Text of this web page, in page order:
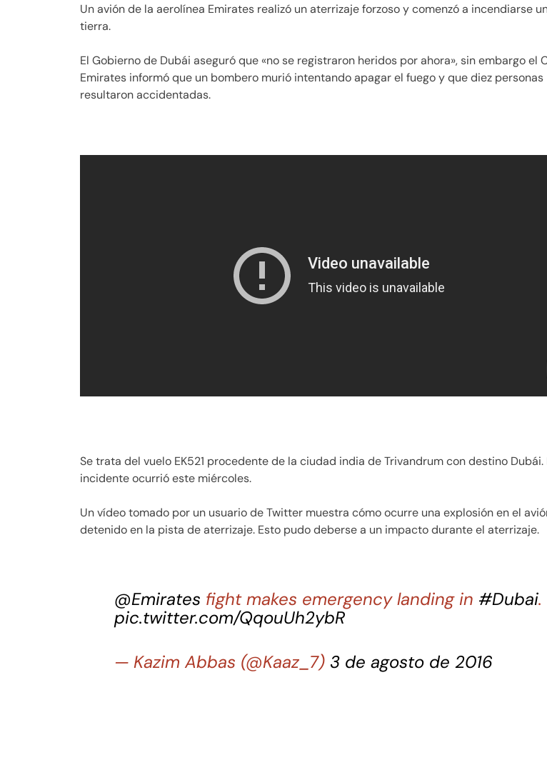
Un avión de la aerolínea Emirates realizó un aterrizaje forzoso y comenzó a incendiarse
tierra.
El Gobierno de Dubái aseguró que «no se registraron heridos por ahora», sin embargo el
Emirates informó que un bombero murió intentando apagar el fuego y que diez personas
resultaron accidentadas.
Se trata del vuelo EK521 procedente de la ciudad india de Trivandrum con destino Dubái.
incidente ocurrió este miércoles.
Un vídeo tomado por un usuario de Twitter muestra cómo ocurre una explosión en el
detenido en la pista de aterrizaje. Esto pudo deberse a un impacto durante el aterrizaje.
@Emirates fight makes emergency landing in #Dubai.
pic.twitter.com/QqouUh2ybR
— Kazim Abbas (@Kaaz_7) 3 de agosto de 2016